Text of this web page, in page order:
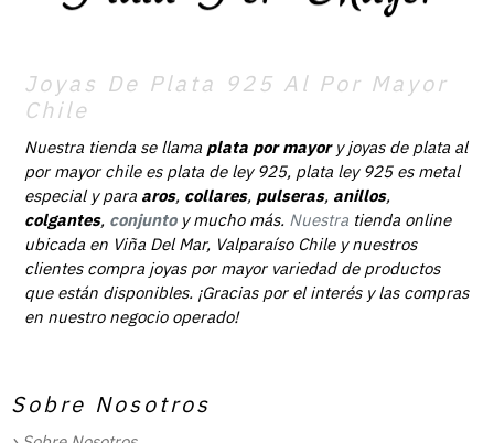
Joyas De Plata 925 Al Por Mayor
Chile
Nuestra tienda se llama plata por mayory joyas de plata al
por mayor chile es plata de ley 925, plata ley 925 es metal
especial y para aros, collares, pulseras, anillos,
colgantes, conjunto y mucho más. Nuestra tienda online
ubicada en Viña Del Mar, Valparaíso Chile y nuestros
clientes compra joyas por mayor variedad de productos
que están disponibles. ¡Gracias por el interés y las compras
en nuestro negocio operado!
Sobre Nosotros